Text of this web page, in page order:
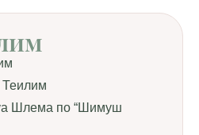
Шлема по “Шимуш